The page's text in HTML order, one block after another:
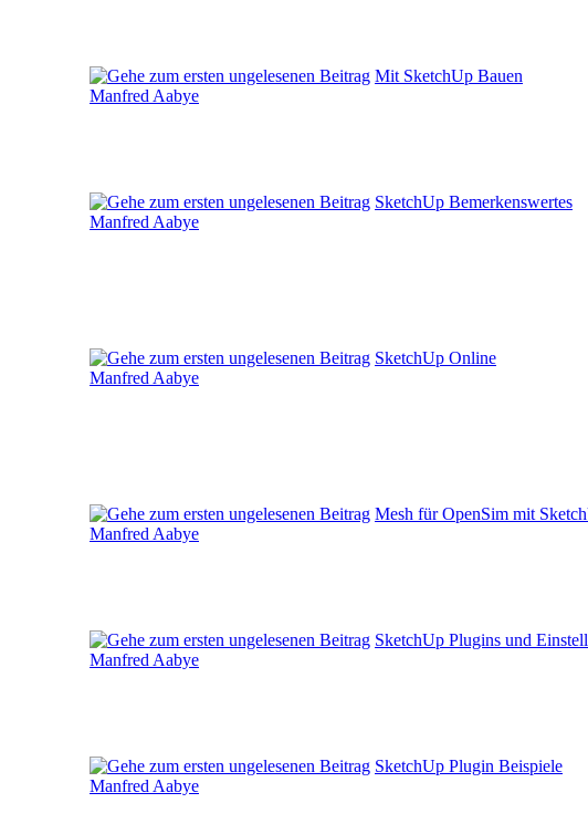
Mit SketchUp Bauen
Manfred Aabye
SketchUp Bemerkenswertes
Manfred Aabye
SketchUp Online
Manfred Aabye
Mesh für OpenSim mit
Manfred Aabye
SketchUp Plugins und
Manfred Aabye
SketchUp Plugin Beispiele
Manfred Aabye